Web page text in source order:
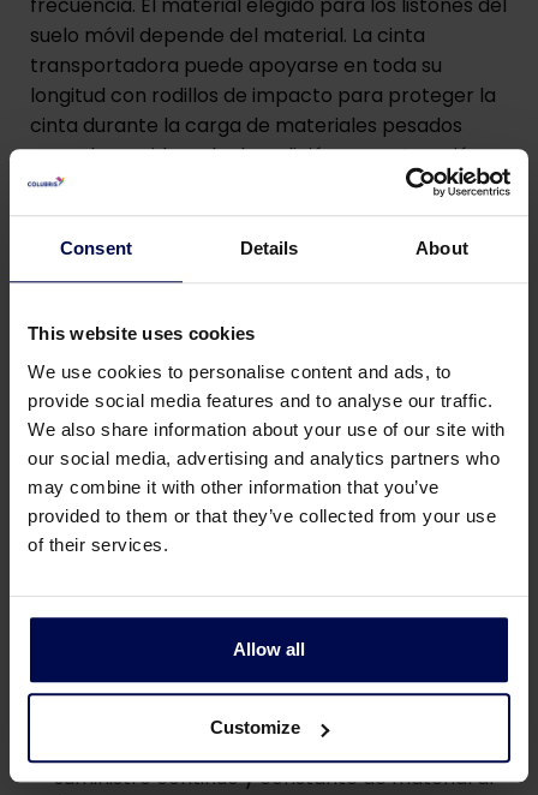
Consent Details About
This website uses cookies
We use cookies to personalise content and ads, to
provide social media features and to analyse our traffic.
We also share information about your use of our site with
our social media, advertising and analytics partners who
may combine it with other information that you’ve
provided to them or that they’ve collected from your use
of their services.
Allow all
Customize
suelo móvil depende del material. La cinta
transportadora puede apoyarse en toda su
longitud con rodillos de impacto para proteger la
cinta durante la carga de materiales pesados
como los residuos de demolición y construcción.
Detalles técnicos de la tolva
de almacenamiento
suministro continuo y constante de material al